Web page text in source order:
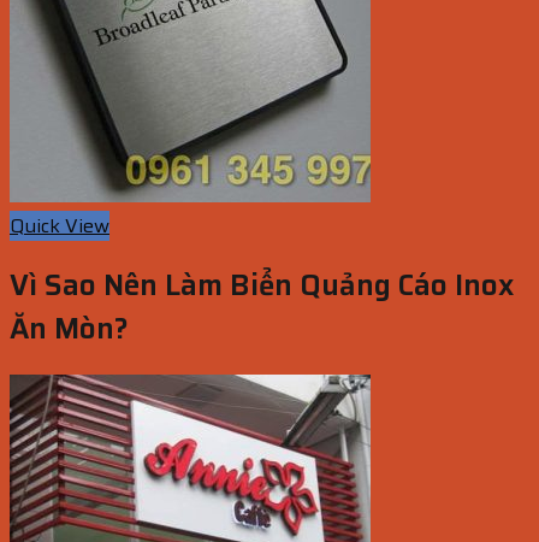
Quick View
Vì Sao Nên Làm Biển Quảng Cáo Inox
Ăn Mòn?